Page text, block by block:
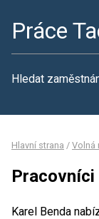
Práce
Hledat
Hlavní strana / Volná
Karel Benda